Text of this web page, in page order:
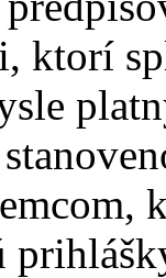
ktorí